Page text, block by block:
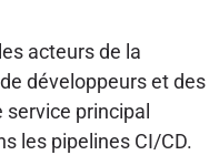
acteurs de la
développeurs et des
principal
les pipelines CI/CD.